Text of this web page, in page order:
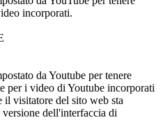
incorporati.
da Youtube per tenere
per i video di Youtube incorporati
il visitatore del sito web sta
dell'interfaccia di